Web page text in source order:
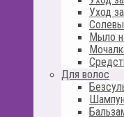
Уход
Мыло
Для волос